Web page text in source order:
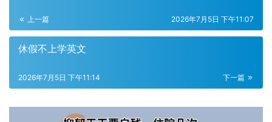
上一篇 2026年7月5日 下午11:07
休假不上学英文
下一篇
2026年7月5日 下午11:14